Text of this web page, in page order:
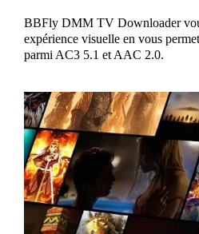
BBFly DMM TV Downloader
expérience visuelle en vous
parmi AC3 5.1 et AAC 2.0.